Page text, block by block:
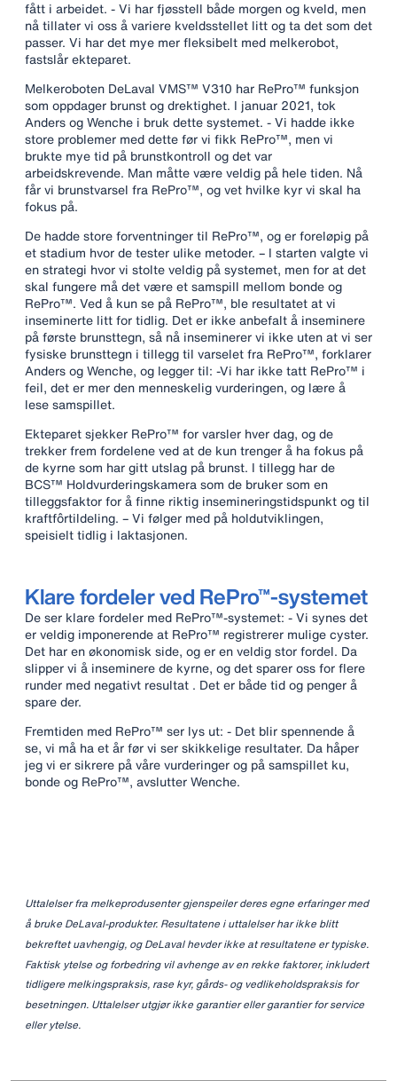
fått i arbeidet. - Vi har fjøsstell både morgen og kveld, men
nå tillater vi oss å variere kveldsstellet litt og ta det som det
passer. Vi har det mye mer fleksibelt med melkerobot,
fastslår ekteparet.
Melkeroboten DeLaval VMS™ V310 har RePro™ funksjon
som oppdager brunst og drektighet. I januar 2021, tok
Anders og Wenche i bruk dette systemet. - Vi hadde ikke
store problemer med dette før vi fikk RePro™, men vi
brukte mye tid på brunstkontroll og det var
arbeidskrevende. Man måtte være veldig på hele tiden. Nå
får vi brunstvarsel fra RePro™, og vet hvilke kyr vi skal ha
fokus på.
De hadde store forventninger til RePro™, og er foreløpig på
et stadium hvor de tester ulike metoder. – I starten valgte vi
en strategi hvor vi stolte veldig på systemet, men for at det
skal fungere må det være et samspill mellom bonde og
RePro™. Ved å kun se på RePro™, ble resultatet at vi
inseminerte litt for tidlig. Det er ikke anbefalt å inseminere
på første brunsttegn, så nå inseminerer vi ikke uten at vi ser
fysiske brunsttegn i tillegg til varselet fra RePro™, forklarer
Anders og Wenche, og legger til: -Vi har ikke tatt RePro™ i
feil, det er mer den menneskelig vurderingen, og lære å
lese samspillet.
Ekteparet sjekker RePro™ for varsler hver dag, og de
trekker frem fordelene ved at de kun trenger å ha fokus på
de kyrne som har gitt utslag på brunst. I tillegg har de
BCS™ Holdvurderingskamera som de bruker som en
tilleggsfaktor for å finne riktig insemineringstidspunkt og til
kraftfôrtildeling. – Vi følger med på holdutviklingen,
speisielt tidlig i laktasjonen.
Klare fordeler ved RePro™-systemet
De ser klare fordeler med RePro™-systemet: - Vi synes det
er veldig imponerende at RePro™ registrerer mulige cyster.
Det har en økonomisk side, og er en veldig stor fordel. Da
slipper vi å inseminere de kyrne, og det sparer oss for flere
runder med negativt resultat . Det er både tid og penger å
spare der.
Fremtiden med RePro™ ser lys ut: - Det blir spennende å
se, vi må ha et år før vi ser skikkelige resultater. Da håper
jeg vi er sikrere på våre vurderinger og på samspillet ku,
bonde og RePro™, avslutter Wenche.
Uttalelser fra melkeprodusenter gjenspeiler deres egne erfaringer med
å bruke DeLaval-produkter. Resultatene i uttalelser har ikke blitt
bekreftet uavhengig, og DeLaval hevder ikke at resultatene er typiske.
Faktisk ytelse og forbedring vil avhenge av en rekke faktorer, inkludert
tidligere melkingspraksis, rase kyr, gårds- og vedlikeholdspraksis for
besetningen. Uttalelser utgjør ikke garantier eller garantier for service
eller ytelse.